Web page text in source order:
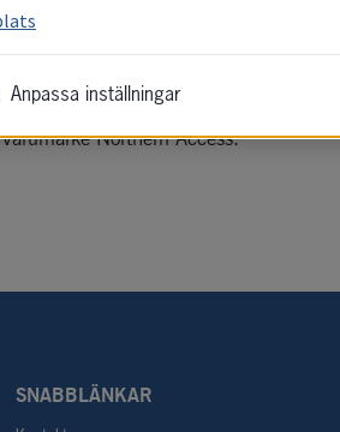
tillsammans med
Northern Access.
SNABBLÄNKAR
Anpassa inställningar